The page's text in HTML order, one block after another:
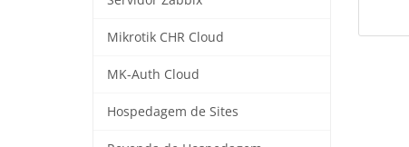
Mikrotik CHR Cloud
MK-Auth Cloud
Hospedagem de Sites